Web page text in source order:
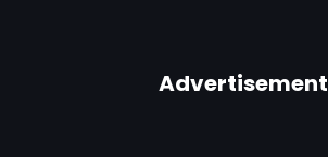
Advertisement